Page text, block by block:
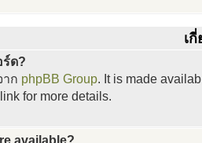
เ
ร์ด?
ก phpBB Group. It is made
for more details.
available?